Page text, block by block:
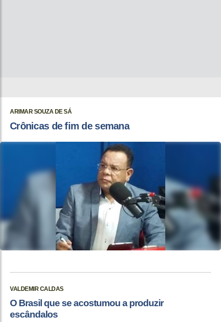
ARIMAR SOUZA DE SÁ
Crônicas de fim de semana
VALDEMIR CALDAS
O Brasil que se acostumou a produzir
escândalos